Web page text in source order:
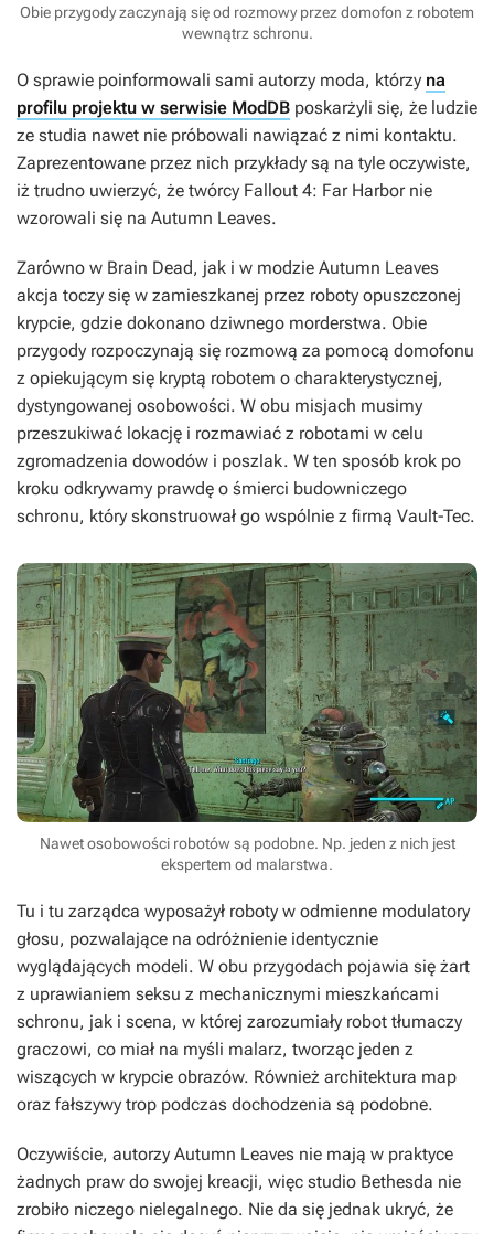
Obie przygody zaczynają się od rozmowy przez domofon z robotem
wewnątrz schronu.
O sprawie poinformowali sami autorzy moda, którzy na
profilu projektu w serwisie ModDB poskarżyli się, że ludzie
ze studia nawet nie próbowali nawiązać z nimi kontaktu.
Zaprezentowane przez nich przykłady są na tyle oczywiste,
iż trudno uwierzyć, że twórcy Fallout 4: Far Harbor nie
wzorowali się na Autumn Leaves.
Zarówno w Brain Dead, jak i w modzie Autumn Leaves
akcja toczy się w zamieszkanej przez roboty opuszczonej
krypcie, gdzie dokonano dziwnego morderstwa. Obie
przygody rozpoczynają się rozmową za pomocą domofonu
z opiekującym się kryptą robotem o charakterystycznej,
dystyngowanej osobowości. W obu misjach musimy
przeszukiwać lokację i rozmawiać z robotami w celu
zgromadzenia dowodów i poszlak. W ten sposób krok po
kroku odkrywamy prawdę o śmierci budowniczego
schronu, który skonstruował go wspólnie z firmą Vault-Tec.
Nawet osobowości robotów są podobne. Np. jeden z nich jest
ekspertem od malarstwa.
Tu i tu zarządca wyposażył roboty w odmienne modulatory
głosu, pozwalające na odróżnienie identycznie
wyglądających modeli. W obu przygodach pojawia się żart
z uprawianiem seksu z mechanicznymi mieszkańcami
schronu, jak i scena, w której zarozumiały robot tłumaczy
graczowi, co miał na myśli malarz, tworząc jeden z
wiszących w krypcie obrazów. Również architektura map
oraz fałszywy trop podczas dochodzenia są podobne.
Oczywiście, autorzy Autumn Leaves nie mają w praktyce
żadnych praw do swojej kreacji, więc studio Bethesda nie
zrobiło niczego nielegalnego. Nie da się jednak ukryć, że